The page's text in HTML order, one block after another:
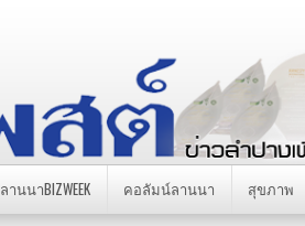
ลานนาBIZWEEK คอลัมน์ลานนา สุขภาพ